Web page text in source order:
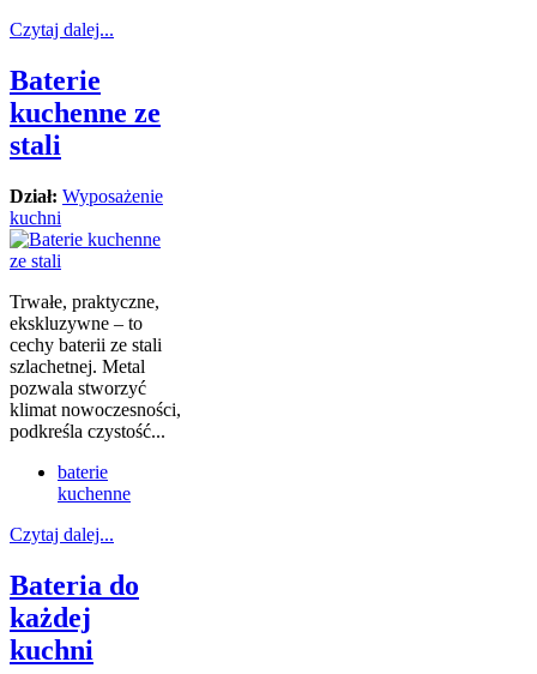
Czytaj dalej...
Baterie
kuchenne ze
stali
Dział: Wyposażenie
kuchni
Trwałe, praktyczne,
ekskluzywne – to
cechy baterii ze stali
szlachetnej. Metal
pozwala stworzyć
klimat nowoczesności,
podkreśla czystość...
baterie
kuchenne
Czytaj dalej...
Bateria do
każdej
kuchni